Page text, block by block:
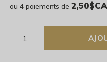
ou 4 paiements de 2,50$CA